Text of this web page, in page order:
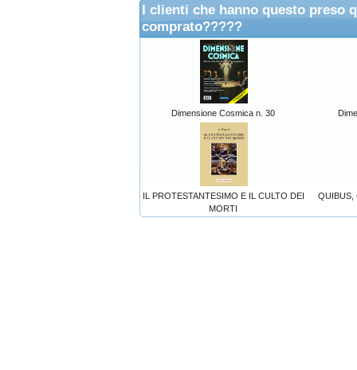
I clienti che hanno questo preso
comprato?????
Dimensione Cosmica n. 30
IL PROTESTANTESIMO E IL CULTO DEI
MORTI
QUIBUS,